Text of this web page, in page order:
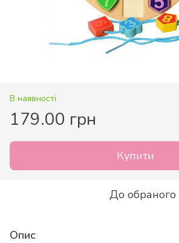
В наявності
179.00 грн
Купити
До обраного
Опис